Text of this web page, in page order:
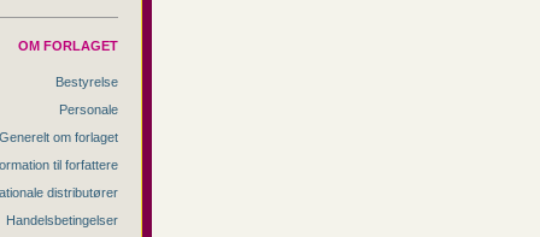
OM FORLAGET
Bestyrelse
Personale
Generelt om forlaget
til forfattere
distributører
Handelsbetingelser